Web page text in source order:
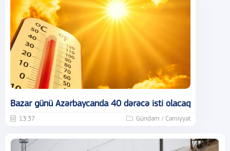
Bazar günü Azərbaycanda 40 dərəcə isti olacaq
13:37 Gündəm / Cəmiyyət